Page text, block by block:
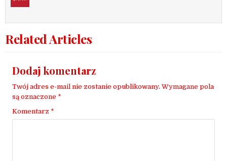
Related Articles
Dodaj komentarz
Twój adres e-mail nie zostanie opublikowany. Wymagane pola
są oznaczone *
Komentarz *